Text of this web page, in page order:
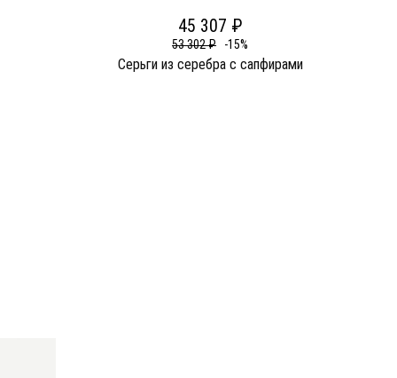
45 307 ₽
53 302 ₽ -15%
Серьги из серебра c сапфирами